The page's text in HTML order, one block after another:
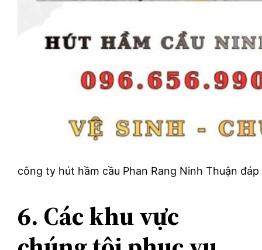
công ty hút hầm cầu Phan Rang Ninh Thuận
6. Các khu vực